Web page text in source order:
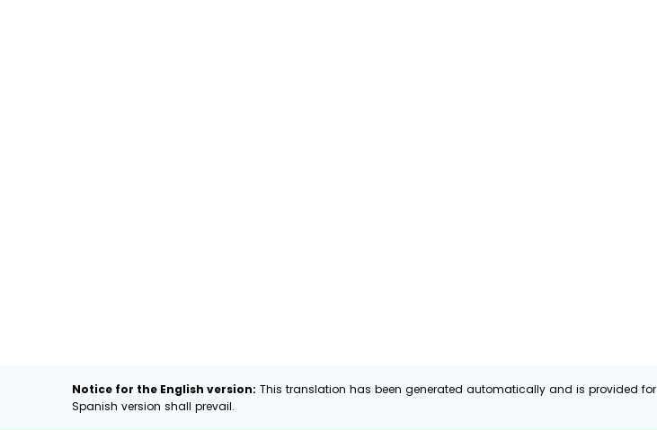
Notice for the English version: This translation has been generated automatically and is provided
Spanish version shall prevail.